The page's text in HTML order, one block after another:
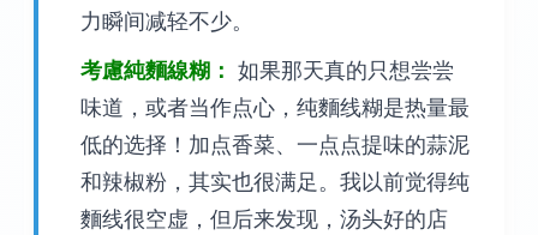
力瞬间减轻不少。
考慮純麵線糊： 如果那天真的只想尝尝
味道，或者当作点心，纯麵线糊是热量最
低的选择！加点香菜、一点点提味的蒜泥
和辣椒粉，其实也很满足。我以前觉得纯
麵线很空虚，但后来发现，汤头好的店